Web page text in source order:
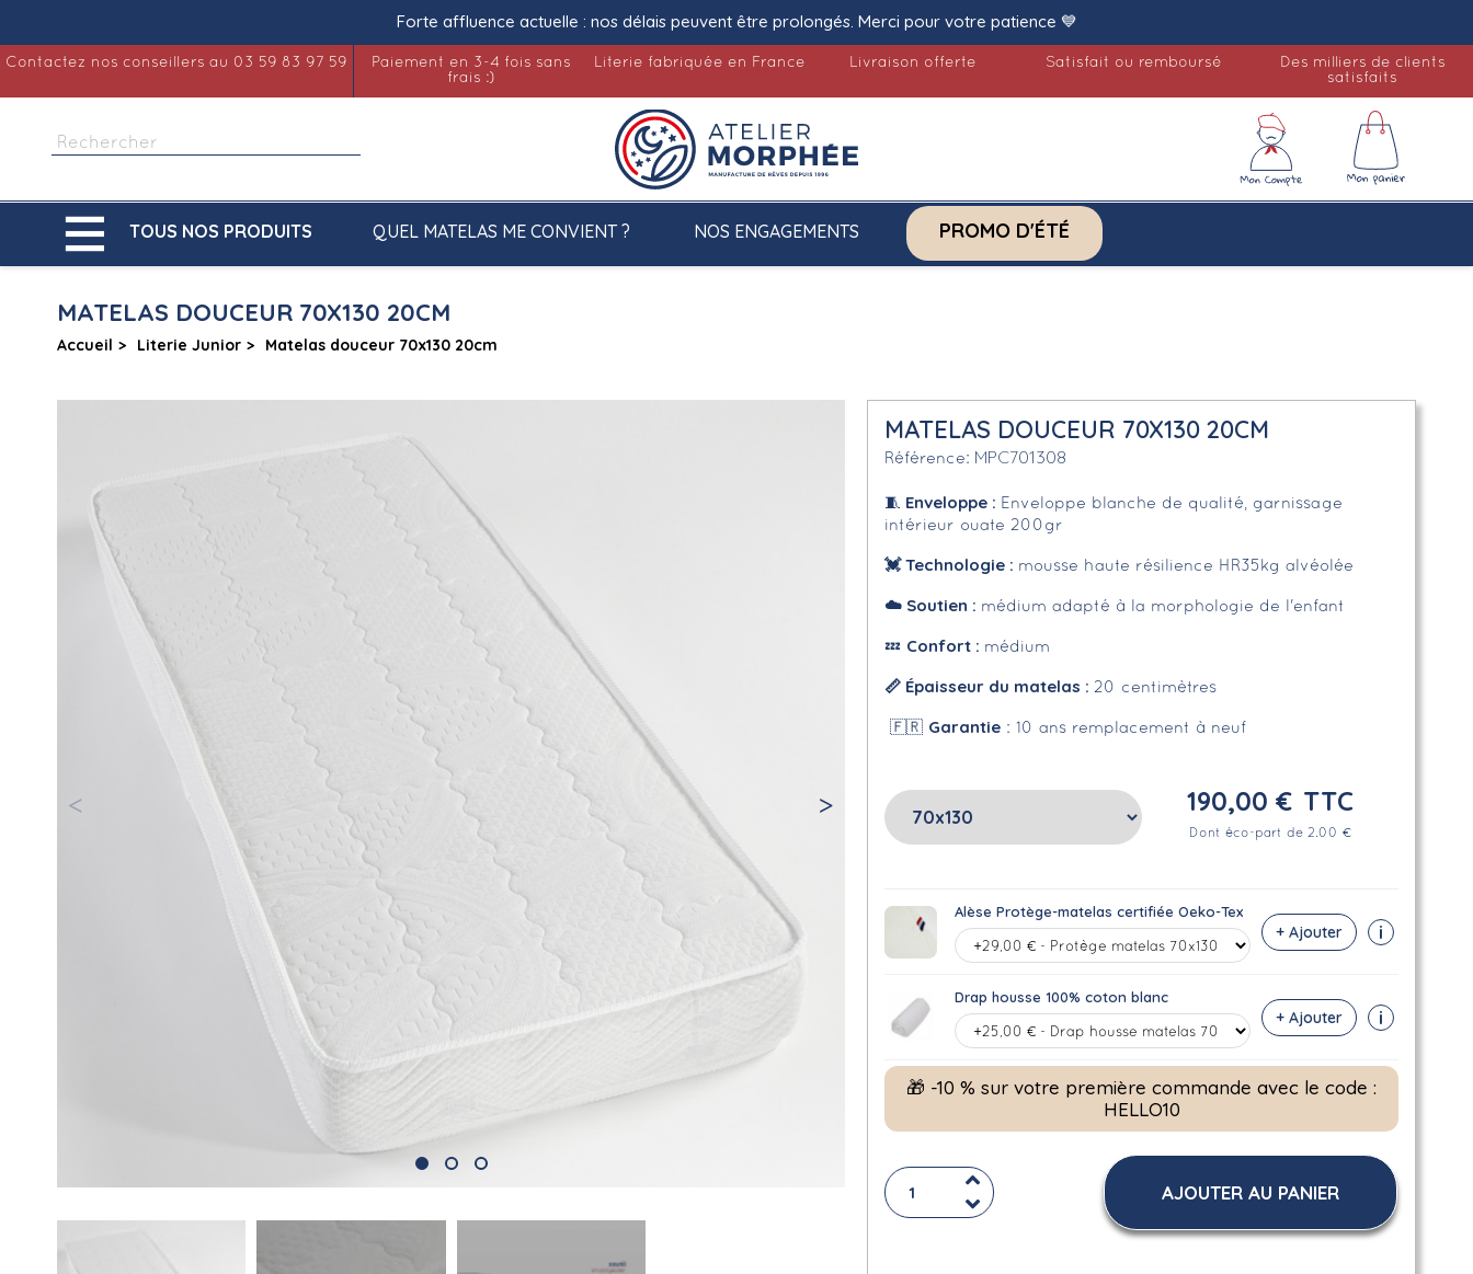
Forte affluence actuelle : nos délais peuvent être prolongés. Merci pour votre patience 💙
Contactez nos conseillers au 03 59 83 97 59
Paiement en 3-4 fois sans
frais :)
Literie fabriquée en France Livraison offerte Satisfait ou remboursé
Des milliers de clients
satisfaits
 TOUS NOS PRODUITS QUEL MATELAS ME CONVIENT ? NOS ENGAGEMENTS PROMO D'ÉTÉ
MATELAS DOUCEUR 70X130 20CM
Accueil Literie Junior Matelas douceur 70x130 20cm
MATELAS DOUCEUR 70X130 20CM
Référence MPC701308
🧵 Enveloppe : Enveloppe blanche de qualité, garnissage
intérieur ouate 200gr
💓 Technologie : mousse haute résilience HR35kg alvéolée
☁️ Soutien : médium adapté à la morphologie de l'enfant
💤 Confort : médium
📏 Épaisseur du matelas :20 centimètres
🇫🇷 Garantie : 10 ans remplacement à neuf
190,00 € TTC
Dont éco-part de 2.00 €
Alèse Protège-matelas certifiée Oeko-Tex
+ Ajouter i
Drap housse 100% coton blanc
+ Ajouter i
🎁 -10 % sur votre première commande avec le code :
HELLO10
AJOUTER AU PANIER